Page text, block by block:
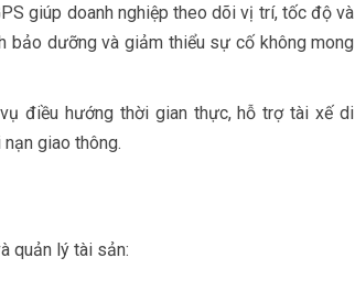
giúp doanh nghiệp theo dõi vị trí, tốc độ và
bảo dưỡng và giảm thiểu sự cố không mong
điều hướng thời gian thực, hỗ trợ tài xế di
giao thông.
quản lý tài sản: